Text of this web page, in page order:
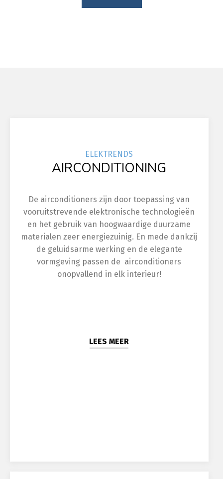
ELEKTRENDS
AIRCONDITIONING
De airconditioners zijn door toepassing van
vooruitstrevende elektronische technologieën
en het gebruik van hoogwaardige duurzame
materialen zeer energiezuinig. En mede dankzij
de geluidsarme werking en de elegante
vormgeving passen de airconditioners
onopvallend in elk interieur!
LEES MEER